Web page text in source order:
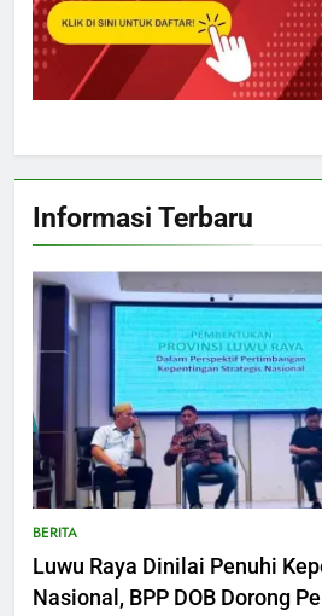
Informasi Terbaru
BERITA
Luwu Raya Dinilai Penuhi
Nasional, BPP DOB Dorong